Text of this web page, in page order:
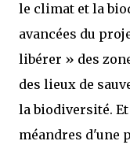
le climat et la
avancées du
libérer » des
des lieux de
la biodiversité.
méandres d'une